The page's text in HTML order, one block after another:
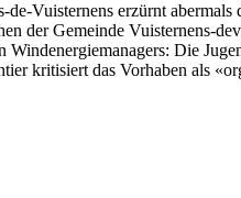
Vuisternens erzürnt
der Gemeinde Vuisternens-
Windenergiemanagers: Die
kritisiert das Vorhaben als